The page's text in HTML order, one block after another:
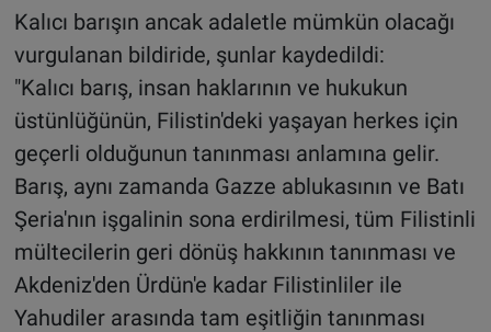
Kalıcı barışın ancak adaletle mümkün olacağı
vurgulanan bildiride, şunlar kaydedildi:
"Kalıcı barış, insan haklarının ve hukukun
üstünlüğünün, Filistin'deki yaşayan herkes için
geçerli olduğunun tanınması anlamına gelir.
Barış, aynı zamanda Gazze ablukasının ve Batı
Şeria'nın işgalinin sona erdirilmesi, tüm Filistinli
mültecilerin geri dönüş hakkının tanınması ve
Akdeniz'den Ürdün'e kadar Filistinliler ile
Yahudiler arasında tam eşitliğin tanınması